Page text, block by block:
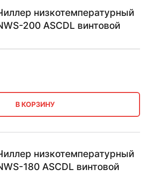
низкотемпературный
200 ASCDL винтовой
В КОРЗИНУ
низкотемпературный
180 ASCDL винтовой